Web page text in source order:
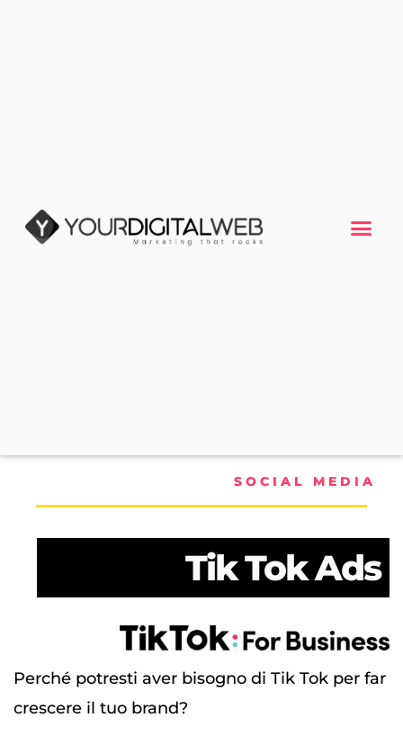
SOCIAL MEDIA
Tik Tok Ads
Perché potresti aver bisogno di Tik Tok per far
crescere il tuo brand?